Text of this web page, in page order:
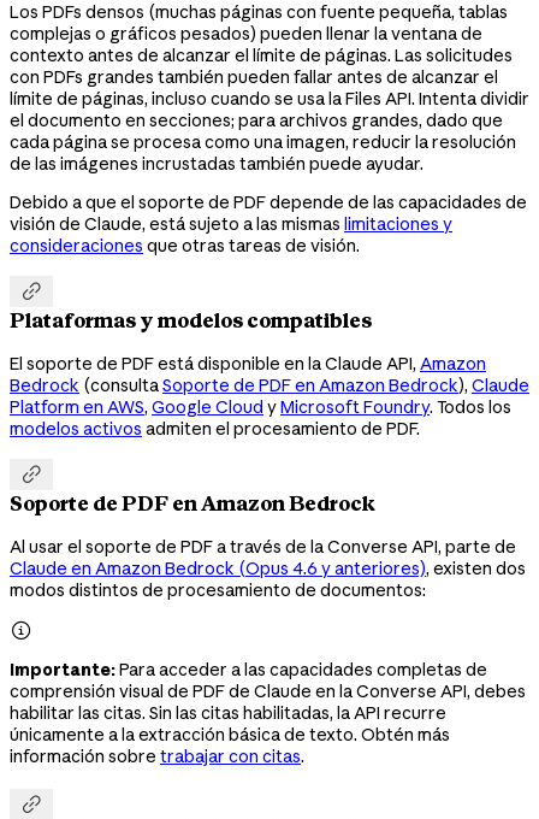
Los PDFs densos (muchas páginas con fuente pequeña, tablas
complejas o gráficos pesados) pueden llenar la ventana de
contexto antes de alcanzar el límite de páginas. Las solicitudes
con PDFs grandes también pueden fallar antes de alcanzar el
límite de páginas, incluso cuando se usa la Files API. Intenta dividir
el documento en secciones; para archivos grandes, dado que
cada página se procesa como una imagen, reducir la resolución
de las imágenes incrustadas también puede ayudar.
Debido a que el soporte de PDF depende de las capacidades de
visión de Claude, está sujeto a las mismas limitaciones y
consideraciones que otras tareas de visión.

Plataformas y modelos compatibles
El soporte de PDF está disponible en la Claude API, Amazon
Bedrock (consultaSoporte de PDF en Amazon Bedrock), Claude
Platform en AWS, Google Cloud yMicrosoft Foundry. Todos los
modelos activos admiten el procesamiento de PDF.

Soporte de PDF en Amazon Bedrock
Al usar el soporte de PDF a través de la Converse API, parte de
Claude en Amazon Bedrock (Opus 4.6 y anteriores), existen dos
modos distintos de procesamiento de documentos:

Importante:Para acceder a las capacidades completas de
comprensión visual de PDF de Claude en la Converse API, debes
habilitar las citas. Sin las citas habilitadas, la API recurre
únicamente a la extracción básica de texto. Obtén más
información sobre trabajar con citas.
